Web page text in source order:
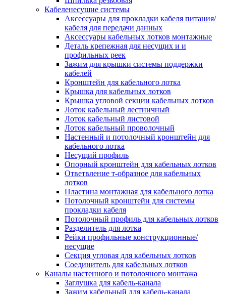
Проходная клеммная колодка
Торцевая клемма клеммной
Короба кабельные
Короб распределительный
Материал монтажный
Держатель кабельный зажимной
Зажим балочный
Зажим/клипса для крепления труб
Скоба крепежная
Скоба с гвоздем
Соединитель провода
Материалы для подключения
Аксессуары для
коробок/корпусов для монтажа в
и в потолке
Зажим безвинтовой клеммный
Коробка клеммная
Коробка распределительная для
Крышка для распределительной
коробки/корпуса для монтажа в
в потолке
Распределительная коробка/
монтажа в стене и в потолке
Распределительная коробка/
Система электромонтажных колонн
Электромонтажная колонна
Системы ввода для кабелей и проводов
Ввод кабельный/сальник
Уплотнитель для кабельного
Кабеленесущие системы
Аксессуары для прокладки кабеля питания/
кабеля для передачи данных
Аксессуары кабельных лотков монтажные
Деталь крепежная для несущих и и
профильных реек
Зажим для крышки системы поддержки
кабелей
Кронштейн для кабельного лотка
Крышка для кабельных лотков
Крышка угловой секции кабельных лотков
Лоток кабельный лестничный
Лоток кабельный листовой
Лоток кабельный проволочный
Настенный и потолочный кронштейн для
кабельного лотка
Несущий профиль
Опорный кронштейн для кабельных лотков
Ответвление т-образное для кабельных
лотков
Пластина монтажная для кабельного лотка
Потолочный кронштейн для системы
прокладки кабеля
Потолочный профиль для кабельных лотков
Разделитель для лотка
Рейки профильные конструкционные/
несущие
Секция угловая для кабельных лотков
Соединитель для кабельных лотков
Каналы настенного и потолочного монтажа
Заглушка для кабель-канала
Зажим кабельный для кабель-канала